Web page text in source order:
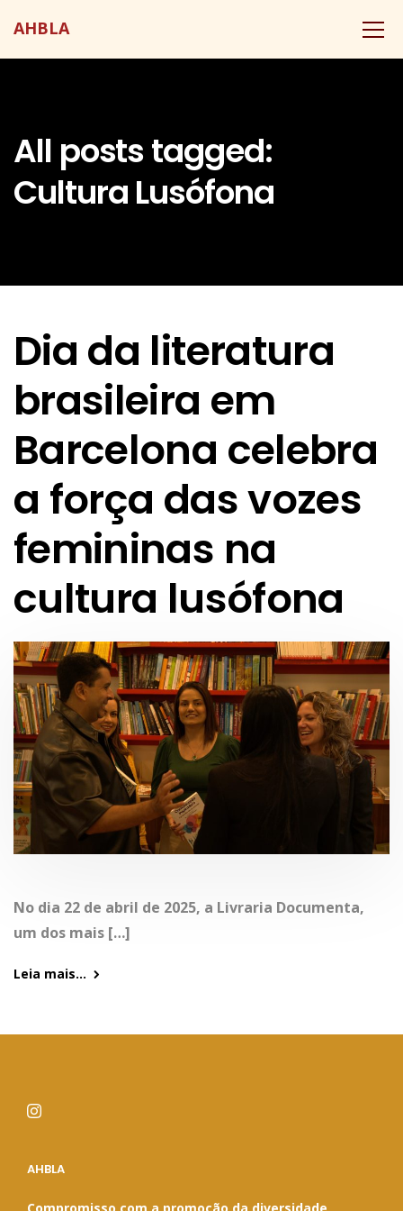
AHBLA
All posts tagged:
Cultura Lusófona
Dia da literatura
brasileira em
Barcelona celebra
a força das vozes
femininas na
cultura lusófona
No dia 22 de abril de 2025, a Livraria Documenta,
um dos mais […]
Leia mais...
AHBLA